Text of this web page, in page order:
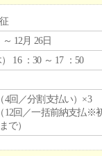
～ 12月 26日
） 16 ：30 ～ 17 ：50
4回／分割支払い）×3
12回／一括前納支払※
で）